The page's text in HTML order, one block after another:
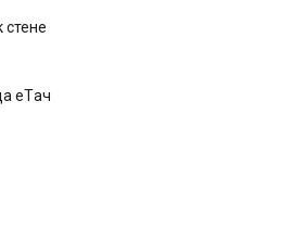
стене
eTач